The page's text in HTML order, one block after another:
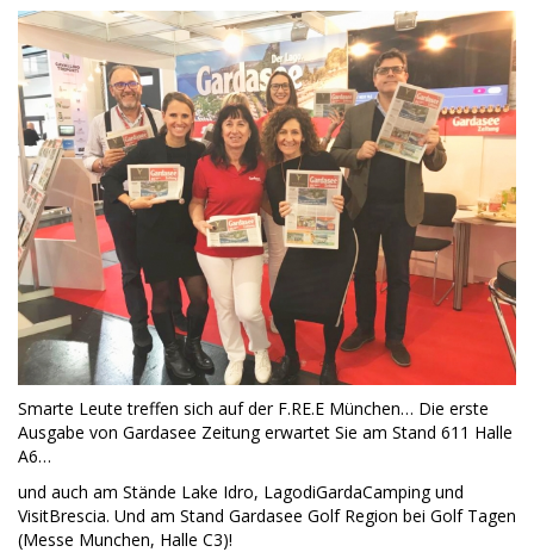
Smarte Leute treffen sich auf der F.RE.E München… Die erste
Ausgabe von Gardasee Zeitung erwartet Sie am Stand 611 Halle
A6…
und auch am Stände Lake Idro, LagodiGardaCamping und
VisitBrescia. Und am Stand Gardasee Golf Region bei Golf Tagen
(Messe Munchen, Halle C3)!